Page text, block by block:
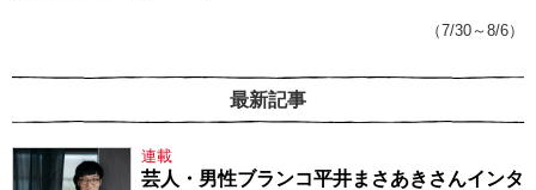
（7/30～8/6）
最新記事
連載
芸人・男性ブランコ平井まさあきさんインタ